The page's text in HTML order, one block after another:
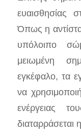
ευαισθησίας
Όπως η
υπόλοιπο
μειωμένη
εγκέφαλο, τα
να
ενέργειας
διαταρράσεται